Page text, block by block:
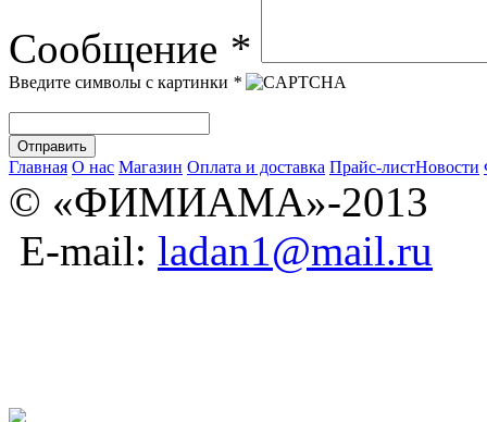
Сообщение *
Введите символы с картинки *
Главная О нас Магазин Оплата и доставка Прайс-листНовости
© «ФИМИАМА»-2013
E-mail: ladan1@mail.ru